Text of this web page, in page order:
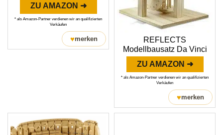
ZU AMAZON ➜
* als Amazon-Partner verdienen wir an qualifizierten
Verkäufen
♥merken
REFLECTS
Modellbausatz Da Vinci
ZU AMAZON ➜
* als Amazon-Partner verdienen wir an qualifizierten
Verkäufen
♥merken